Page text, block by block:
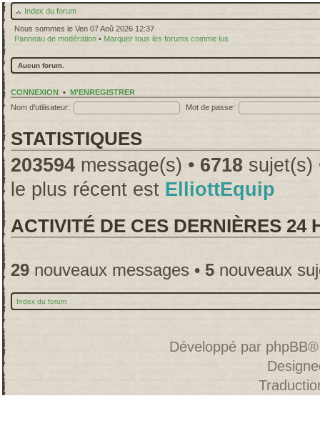
Index du forum
Nous sommes le Ven 07 Aoû 2026 12:37
Panneau de modération • Marquer tous les forums comme lus
Aucun forum.
CONNEXION • M’ENREGISTRER
Nom d’utilisateur:
Mot de passe:
STATISTIQUES
203594 message(s) • 6718 sujet(s)
le plus récent est ElliottEquip
ACTIVITÉ DE CES DERNIÈRES 24
29 nouveaux messages • 5 nouveaux
Index du forum
Développé par phpBB®